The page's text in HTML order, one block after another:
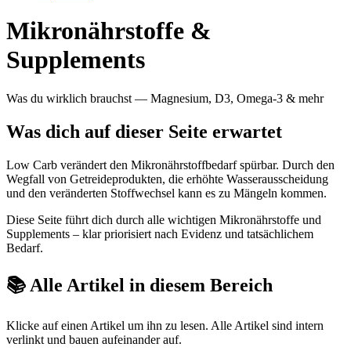
Mikronährstoffe &
Supplements
Was du wirklich brauchst — Magnesium, D3, Omega-3 & mehr
Was dich auf dieser Seite erwartet
Low Carb verändert den Mikronährstoffbedarf spürbar. Durch den
Wegfall von Getreideprodukten, die erhöhte Wasserausscheidung
und den veränderten Stoffwechsel kann es zu Mängeln kommen.
Diese Seite führt dich durch alle wichtigen Mikronährstoffe und
Supplements – klar priorisiert nach Evidenz und tatsächlichem
Bedarf.
📚 Alle Artikel in diesem Bereich
Klicke auf einen Artikel um ihn zu lesen. Alle Artikel sind intern
verlinkt und bauen aufeinander auf.